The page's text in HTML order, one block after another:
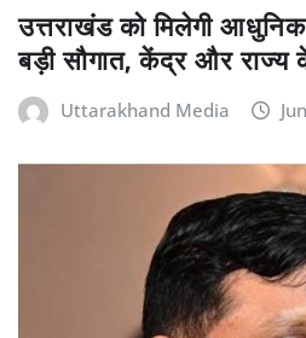
उत्तराखंड को मिलेगी
बड़ी सौगात, केंद्र और
Uttarakhand Media